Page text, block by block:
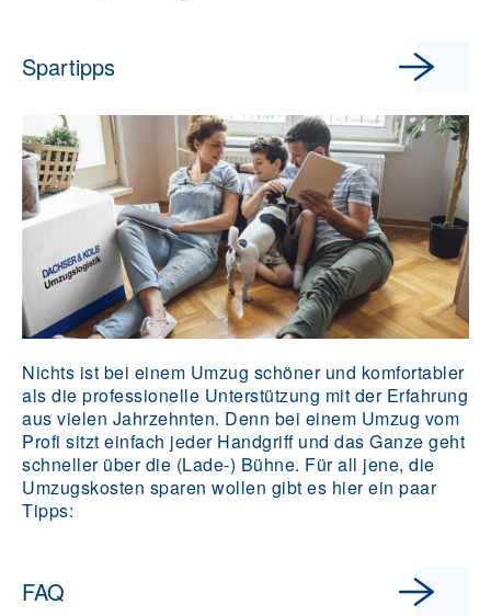
Spartipps
Nichts ist bei einem Umzug schöner und komfortabler
als die professionelle Unterstützung mit der Erfahrung
aus vielen Jahrzehnten. Denn bei einem Umzug vom
Profi sitzt einfach jeder Handgriff und das Ganze geht
schneller über die (Lade-) Bühne. Für all jene, die
Umzugskosten sparen wollen gibt es hier ein paar
Tipps:
FAQ